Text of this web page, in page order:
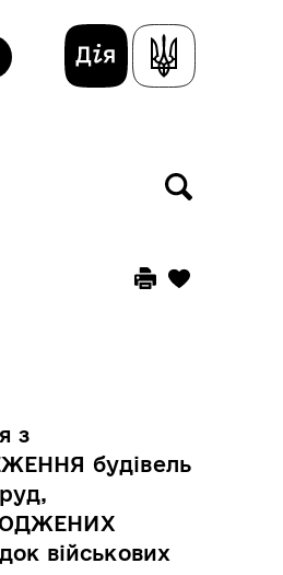
комісії
з
будівель
військових